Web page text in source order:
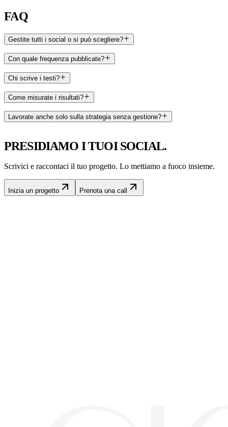
FAQ
Gestite tutti i social o si può scegliere?
Con quale frequenza pubblicate?
Chi scrive i testi?
Come misurate i risultati?
Lavorate anche solo sulla strategia senza gestione?
PRESIDIAMO I TUOI SOCIAL.
Scrivici e raccontaci il tuo progetto. Lo mettiamo a fuoco insieme.
Inizia un progetto Prenota una call